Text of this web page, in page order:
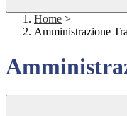
Home >
Amministrazione